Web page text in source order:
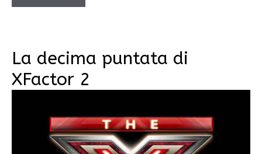
La decima puntata di
XFactor 2